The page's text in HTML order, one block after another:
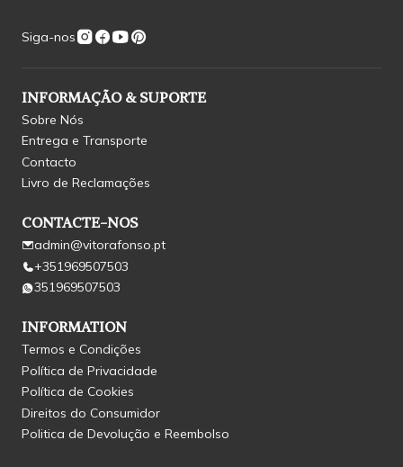
Siga-nos
INFORMAÇÃO & SUPORTE
Sobre Nós
Entrega e Transporte
Contacto
Livro de Reclamações
CONTACTE-NOS
admin@vitorafonso.pt
+351969507503
351969507503
INFORMATION
Termos e Condições
Política de Privacidade
Política de Cookies
Direitos do Consumidor
Politica de Devolução e Reembolso